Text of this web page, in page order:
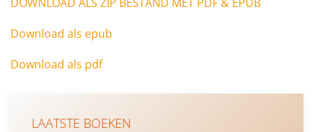
Download als epub
Download als pdf
LAATSTE BOEKEN